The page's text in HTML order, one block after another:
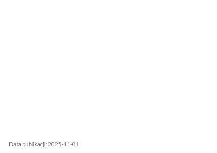
Data publikacji: 2025-11-01